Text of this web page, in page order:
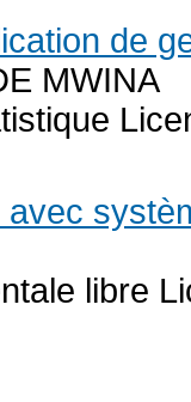
de
MWINA
libre